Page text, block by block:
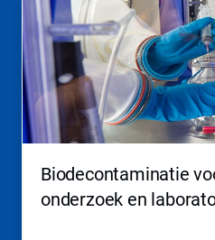
carrousel.
Gebruik
de
knoppen
Volgende
en
Vorige
doorheen
Biodecontaminatie
onderzoek en